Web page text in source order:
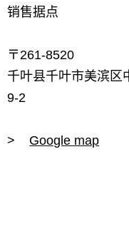
销售据点
〒261-8520
千叶县千叶市美滨区
9-2
> Google map